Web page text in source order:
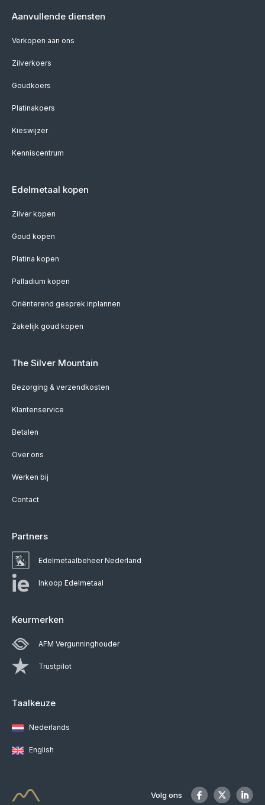
Aanvullende diensten
Verkopen aan ons
Zilverkoers
Goudkoers
Platinakoers
Kieswijzer
Kenniscentrum
Edelmetaal kopen
Zilver kopen
Goud kopen
Platina kopen
Palladium kopen
Oriënterend gesprek inplannen
Zakelijk goud kopen
The Silver Mountain
Bezorging & verzendkosten
Klantenservice
Betalen
Over ons
Werken bij
Contact
Partners
Edelmetaalbeheer Nederland
Inkoop Edelmetaal
Keurmerken
AFM Vergunninghouder
Trustpilot
Taalkeuze
Nederlands
English
Volg ons